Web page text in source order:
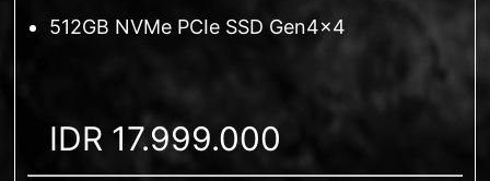
512GB NVMe PCIe SSD Gen4x4
IDR 17.999.000